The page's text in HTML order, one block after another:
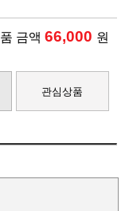
금액 66,000 원
관심상품